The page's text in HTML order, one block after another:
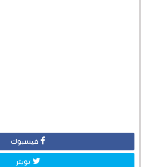
فيسبوك
تويتر